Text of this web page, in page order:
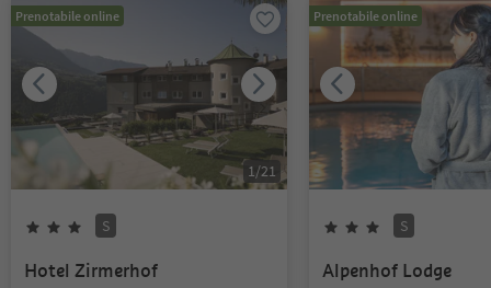
Prenotabile online
1 /21
S
Hotel Zirmerhof
Prenotabile online
S
Alpenhof Lodge